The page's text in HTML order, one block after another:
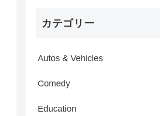
カテゴリー
Autos & Vehicles
Comedy
Education